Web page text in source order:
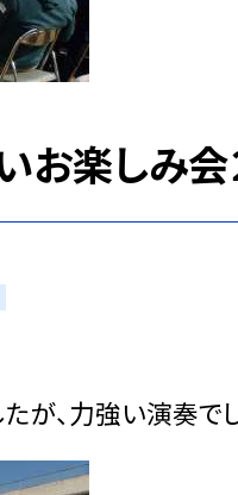
楽しみ会
、力強い演奏でし